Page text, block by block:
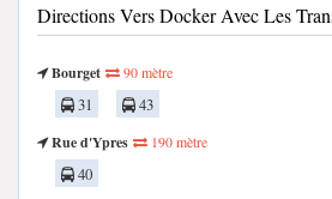
Directions Vers Docker Avec Les
Bourget 90 mètre
31
43
Rue d'Ypres
190 mètre
40